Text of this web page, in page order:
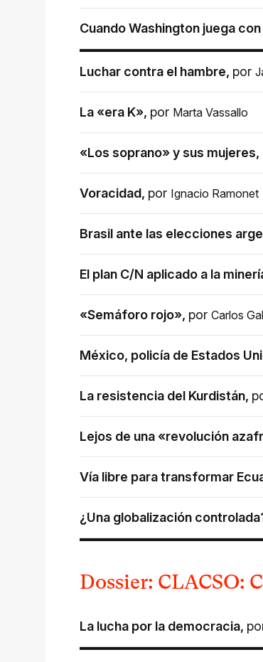
Cuando Washington juega
Luchar contra el hambre, por
La «era K», por Marta Vassallo
«Los soprano» y sus mujeres,
Voracidad, por Ignacio Ramonet
Brasil ante las elecciones
El plan C/N aplicado a la
«Semáforo rojo», por Carlos
México, policía de Estados
La resistencia del Kurdistán,
Lejos de una «revolución
Vía libre para transformar
¿Una globalización
Dossier: CLACSO:
La lucha por la democracia,